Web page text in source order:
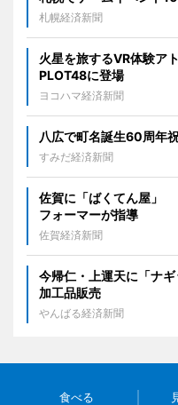
札幌経済新聞
火星を旅するVR体験ア
PLOT48に登場
ヨコハマ経済新聞
八広で町名誕生60周年
すみだ経済新聞
佐賀に「ばくてん屋」
フォーマーが指導
佐賀経済新聞
今帰仁・上運天に「ナ
加工品販売
やんばる経済新聞
食べる